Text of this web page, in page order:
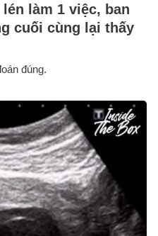
làm 1 việc, ban
cuối cùng lại thấy
đúng.